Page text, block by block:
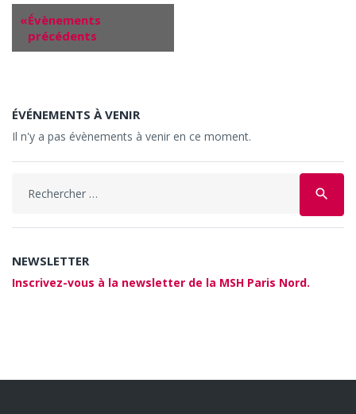
«Évènements
précédents
ÉVÉNEMENTS À VENIR
Il n'y a pas évènements à venir en ce moment.
search
NEWSLETTER
Inscrivez-vous à la newsletter de la MSH Paris Nord.